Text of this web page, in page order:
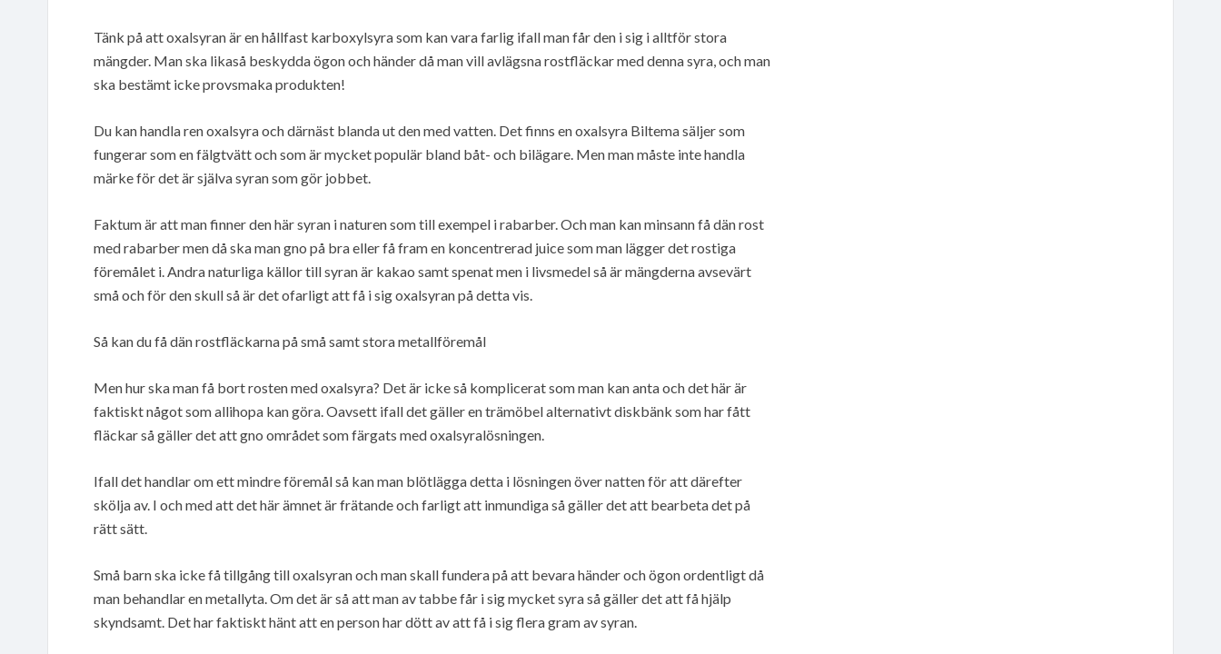
Tänk på att oxalsyran är en hållfast karboxylsyra som kan vara farlig ifall man får den i sig i alltför stora
mängder. Man ska likaså beskydda ögon och händer då man vill avlägsna rostfläckar med denna syra, och man
ska bestämt icke provsmaka produkten!
Du kan handla ren oxalsyra och därnäst blanda ut den med vatten. Det finns en oxalsyra Biltema säljer som
fungerar som en fälgtvätt och som är mycket populär bland båt- och bilägare. Men man måste inte handla
märke för det är själva syran som gör jobbet.
Faktum är att man finner den här syran i naturen som till exempel i rabarber. Och man kan minsann få dän rost
med rabarber men då ska man gno på bra eller få fram en koncentrerad juice som man lägger det rostiga
föremålet i. Andra naturliga källor till syran är kakao samt spenat men i livsmedel så är mängderna avsevärt
små och för den skull så är det ofarligt att få i sig oxalsyran på detta vis.
Så kan du få dän rostfläckarna på små samt stora metallföremål
Men hur ska man få bort rosten med oxalsyra? Det är icke så komplicerat som man kan anta och det här är
faktiskt något som allihopa kan göra. Oavsett ifall det gäller en trämöbel alternativt diskbänk som har fått
fläckar så gäller det att gno området som färgats med oxalsyralösningen.
Ifall det handlar om ett mindre föremål så kan man blötlägga detta i lösningen över natten för att därefter
skölja av. I och med att det här ämnet är frätande och farligt att inmundiga så gäller det att bearbeta det på
rätt sätt.
Små barn ska icke få tillgång till oxalsyran och man skall fundera på att bevara händer och ögon ordentligt då
man behandlar en metallyta. Om det är så att man av tabbe får i sig mycket syra så gäller det att få hjälp
skyndsamt. Det har faktiskt hänt att en person har dött av att få i sig flera gram av syran.